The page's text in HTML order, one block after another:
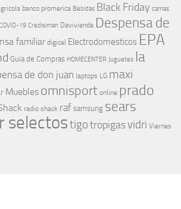
banco promerica Bebidas Black Friday camas
19 Credisiman Davivienda Despensa de
familiar digicel Electrodomesticos EPA
Guia de Compras HOMECENTER Juguetes la
de don juan laptops LG maxi
Muebles omnisport online prado
radio shack raf samsung sears
selectostigotropigasvidri Viernes